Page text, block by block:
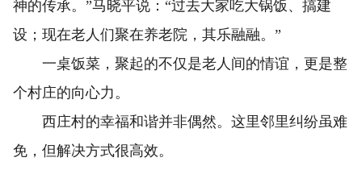
神的传承。”马晓平说：“过去大家吃大锅饭、搞建
设；现在老人们聚在养老院，其乐融融。”
一桌饭菜，聚起的不仅是老人间的情谊，更是整
个村庄的向心力。
西庄村的幸福和谐并非偶然。这里邻里纠纷虽难
免，但解决方式很高效。